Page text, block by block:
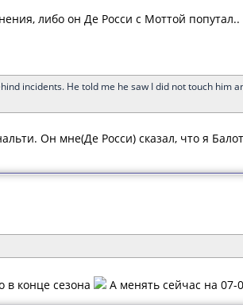
либо он Де Росси с Моттой
incidents. He told me he saw I did not touch him
Он мне(Де Росси) сказал, что я
в конце сезона А менять сейчас на 07-